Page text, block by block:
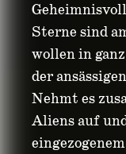
Sterne sind
wollen in
der
Nehmt es
Aliens auf